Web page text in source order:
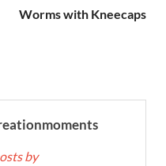
Worms with Kneecaps
by